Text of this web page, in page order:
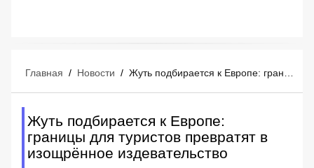
Главная / Новости /
Жуть подбирается к Европе:
границы для туристов превратят в
изощрённое издевательство